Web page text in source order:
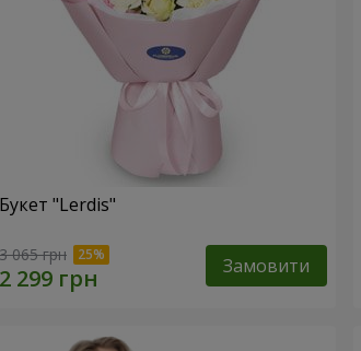
Букет "Lerdis"
3 065 грн Замовити